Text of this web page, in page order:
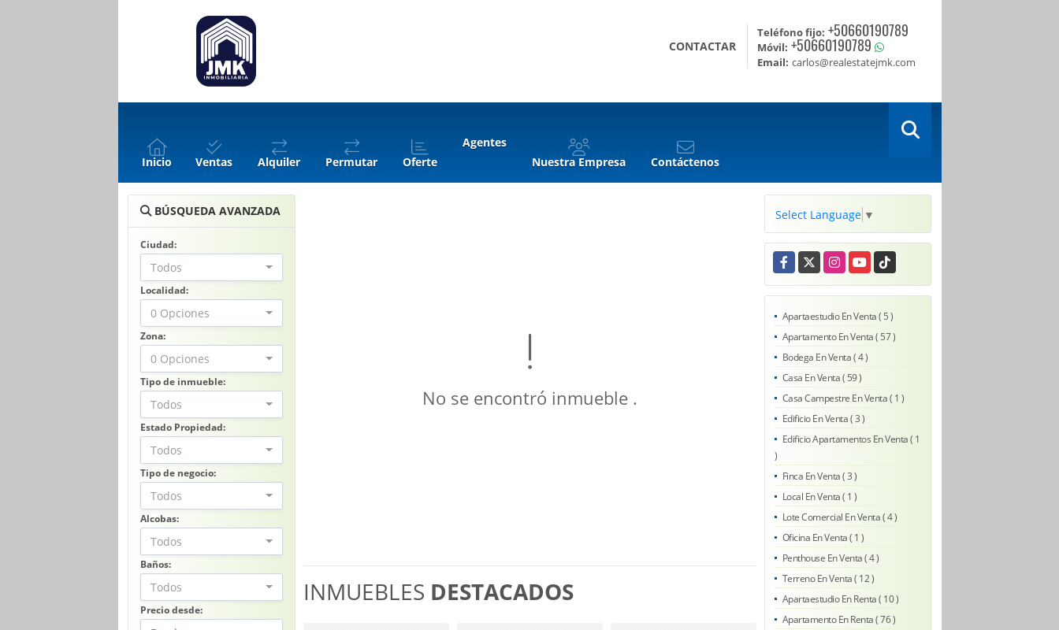
CONTACTAR
Teléfono fijo: +50660190789
Móvil: +50660190789
Email: carlos@realestatejmk.com
Inicio Ventas Alquiler Permutar Oferte
Agentes
Nuestra Empresa
Contáctenos
BÚSQUEDA AVANZADA
Ciudad:
Todos
Localidad:
0 Opciones
Zona:
0 Opciones
Tipo de inmueble:
Todos
Estado Propiedad:
Todos
Tipo de negocio:
Todos
Alcobas:
Todos
Baños:
Todos
Precio desde:
No se encontró inmueble .
INMUEBLES DESTACADOS
Select Language ▼
Facebook
X InstagramYouTubeTikTok
Apartaestudio En Venta ( 5 )
Apartamento En Venta ( 57 )
Bodega En Venta ( 4 )
Casa En Venta ( 59 )
Casa Campestre En Venta ( 1 )
Edificio En Venta ( 3 )
Edificio Apartamentos En Venta ( 1
)
Finca En Venta ( 3 )
Local En Venta ( 1 )
Lote Comercial En Venta ( 4 )
Oficina En Venta ( 1 )
Penthouse En Venta ( 4 )
Terreno En Venta ( 12 )
Apartaestudio En Renta ( 10 )
Apartamento En Renta ( 76 )